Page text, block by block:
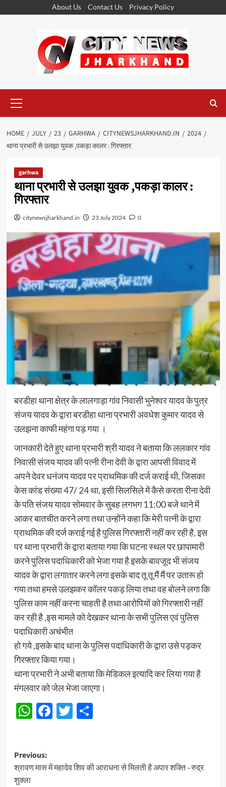
About Us Contact Us Privacy Policy
Menu
HOME JULY 23 GARHWA CITYNEWSJHARKHAND.IN
2024
थाना प्रभारी से उलझा युवक ,पकड़ा कालर : गिरफ्तार
garhwa
थाना प्रभारी से उलझा युवक ,पकड़ा कालर :
गिरफ्तार
citynewsjharkhand.in 23 July 2024 0
बरडीहा थाना क्षेत्र के लालगाड़ा गांव निवासी भुनेश्वर यादव के पुत्र
संजय यादव के द्वारा बरडीहा थाना प्रभारी अवधेश कुमार यादव से
उलझना काफी महंगा पड़ गया ।
जानकारी देते हुए थाना प्रभारी श्री यादव ने बताया कि ललकार गांव
निवासी संजय यादव की पत्नी रीना देवी के द्वारा आपसी विवाद में
अपने देवर धनंजय यादव पर प्राथमिक की दर्ज कराई थी, जिसका
केस कांड संख्या 47/ 24 था, इसी सिलसिले में कैसे करता रीना देवी
के पति संजय यादव सोमवार के सुबह लगभग 11:00 बजे थाने में
आकर बातचीत करने लगा तथा उन्होंने कहा कि मेरी पत्नी के द्वारा
प्राथमिक की दर्ज कराई गई है पुलिस गिरफ्तारी नहीं कर रही है, इस
पर थाना प्रभारी के द्वारा बताया गया कि घटना स्थल पर छापामारी
करने पुलिस पदाधिकारी को भेजा गया है इसके बावजूद भी संजय
यादव के द्वारा लगातार करने लगा इसके बाद तू तू मैं मैं पर उतारू हो
गया तथा हमसे उलझकर कॉलर पकड़ लिया तथा वह बोलने लगा कि
पुलिस काम नहीं करना चाहती है तथा आरोपियों को गिरफ्तारी नहीं
कर रही है ,इस मामले को देखकर थाना के सभी पुलिस एवं पुलिस
पदाधिकारी अचंभीत
हो गये ,इसके बाद थाना के पुलिस पदाधिकारी के द्वारा उसे पड़कर
गिरफ्तार किया गया।
थाना प्रभारी ने अभी बताया कि मेडिकल इत्यादि कर लिया गया है
मंगलवार को जेल भेजा जाएगा।
WhatsApp
Facebook
Twitter
Share
Post
navigation
Previous:
श्रावण मास में महादेव शिव की आराधना से मिलती है अपार शक्ति –रुद्र
शुक्ला